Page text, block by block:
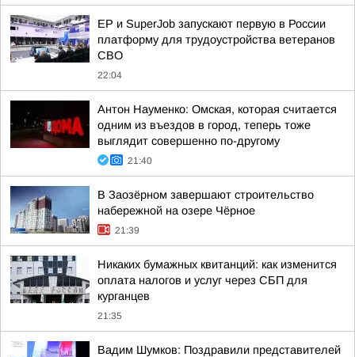
ЕР и SuperJob запускают первую в России
платформу для трудоустройства ветеранов
СВО
22:04
Антон Науменко: Омская, которая считается
одним из въездов в город, теперь тоже
выглядит совершенно по-другому
21:40
В Заозёрном завершают строительство
набережной на озере Чёрное
21:39
Никаких бумажных квитанций: как изменится
оплата налогов и услуг через СБП для
курганцев
21:35
Вадим Шумков: Поздравили представителей